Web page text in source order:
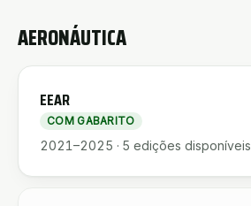
AERONÁUTICA
EEAR
COM GABARITO
2021–2025 · 5 edições disponíveis